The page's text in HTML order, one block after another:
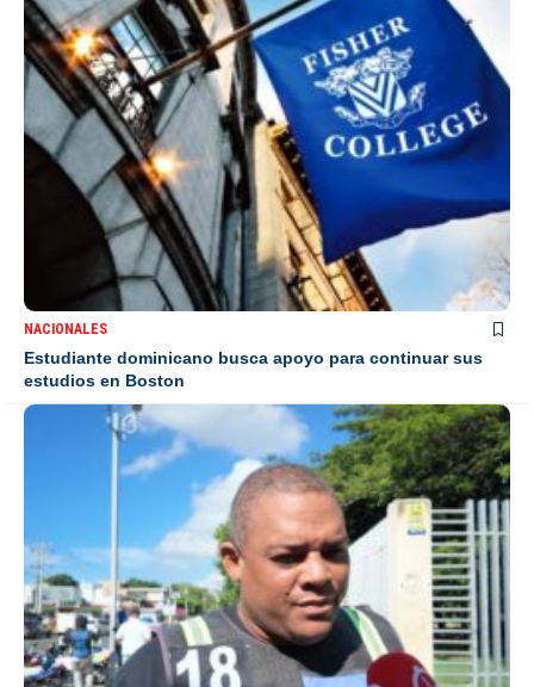
NACIONALES
Estudiante dominicano busca apoyo para continuar sus
estudios en Boston